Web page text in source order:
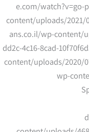
e.com/
content/uploads/
ans.co.il/wp-content/
dd2c-4c16-8cad-
content/uploads/2020/
wp-